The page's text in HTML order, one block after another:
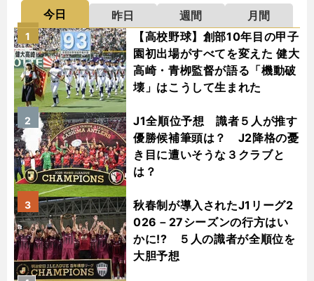
今日 昨日 週間
月間
【高校野球】創部10年目の甲子
園初出場がすべてを変えた 健大
高崎・青栁監督が語る「機動破
壊」はこうして生まれた
1
J1全順位予想 識者５人が推す
優勝候補筆頭は？ J2降格の憂
き目に遭いそうな３クラブと
は？
2
秋春制が導入されたJ1リーグ2
026－27シーズンの行方はい
かに!? ５人の識者が全順位を
大胆予想
3